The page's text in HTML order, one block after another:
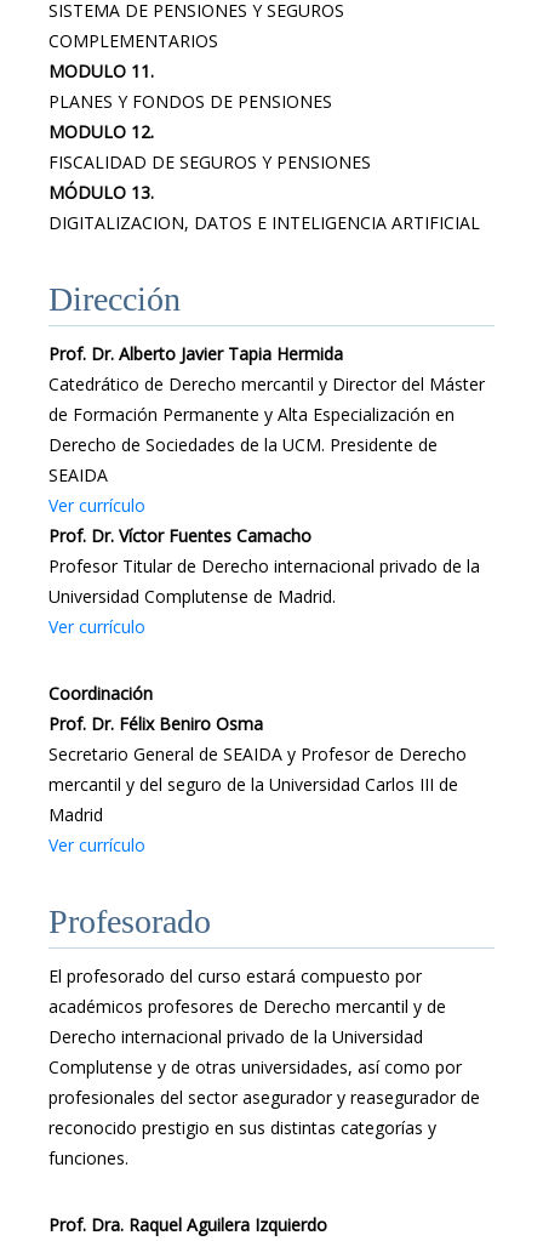
SISTEMA DE PENSIONES Y SEGUROS
COMPLEMENTARIOS
MODULO 11.
PLANES Y FONDOS DE PENSIONES
MODULO 12.
FISCALIDAD DE SEGUROS Y PENSIONES
MÓDULO 13.
DIGITALIZACION, DATOS E INTELIGENCIA ARTIFICIAL
Dirección
Prof. Dr. Alberto Javier Tapia Hermida
Catedrático de Derecho mercantil y Director del Máster
de Formación Permanente y Alta Especialización en
Derecho de Sociedades de la UCM. Presidente de
SEAIDA
Ver currículo
Prof. Dr. Víctor Fuentes Camacho
Profesor Titular de Derecho internacional privado de la
Universidad Complutense de Madrid.
Ver currículo
Coordinación
Prof. Dr. Félix Beniro Osma
Secretario General de SEAIDA y Profesor de Derecho
mercantil y del seguro de la Universidad Carlos III de
Madrid
Ver currículo
Profesorado
El profesorado del curso estará compuesto por
académicos profesores de Derecho mercantil y de
Derecho internacional privado de la Universidad
Complutense y de otras universidades, así como por
profesionales del sector asegurador y reasegurador de
reconocido prestigio en sus distintas categorías y
funciones.
Prof. Dra. Raquel Aguilera Izquierdo